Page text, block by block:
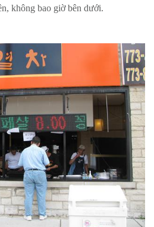
không bao giờ bên dưới.